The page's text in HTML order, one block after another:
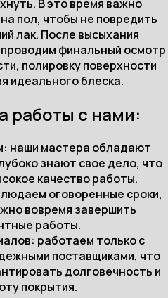
В это время важно
пол, чтобы не повредить
лак. После высыхания
финальный осмотр
полировку поверхности
идеального блеска.
работы с нами:
наши мастера обладают
знают свое дело, что
качество работы.
оговоренные сроки,
вовремя завершить
работы.
работаем только с
поставщиками, что
долговечность и
покрытия.